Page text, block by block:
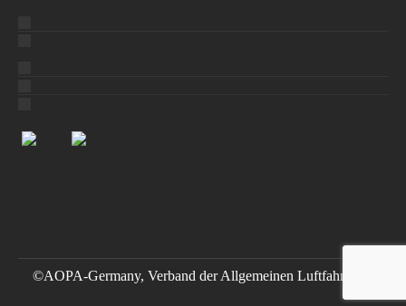
©AOPA-Germany, Verband der Allgemeinen Luftfahrt e.V.